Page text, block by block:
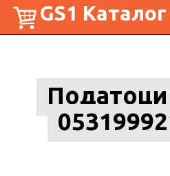
GS1 Каталог
Податоци